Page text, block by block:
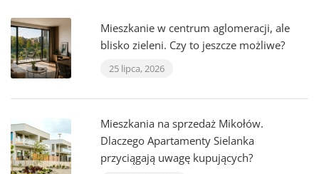
Mieszkanie w centrum aglomeracji, ale
blisko zieleni. Czy to jeszcze możliwe?
25 lipca, 2026
Mieszkania na sprzedaż Mikołów.
Dlaczego Apartamenty Sielanka
przyciągają uwagę kupujących?